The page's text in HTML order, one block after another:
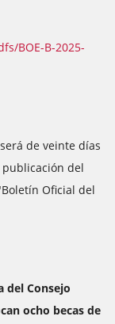
BOE-B-2025-
de veinte días
del
Oficial del
del Consejo
ocho becas de